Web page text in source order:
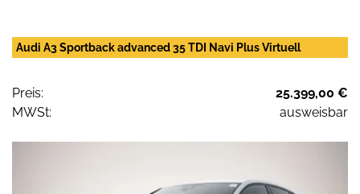
Audi A3 Sportback advanced 35 TDI Navi Plus Virtuell
Preis:
25.399,00 €
MWSt:
ausweisbar